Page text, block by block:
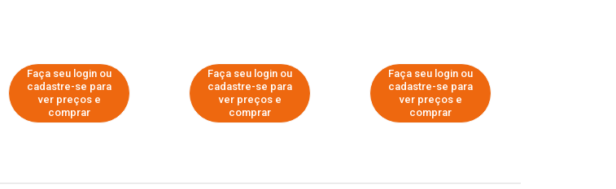
Faça seu login ou
cadastre-se para
ver preços e
comprar
Faça seu login ou
cadastre-se para
ver preços e
comprar
Faça seu login ou
cadastre-se para
ver preços e
comprar